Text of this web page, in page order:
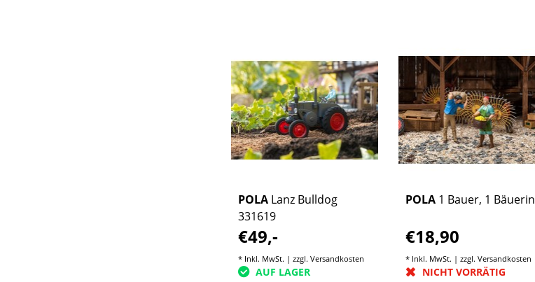
POLA Lanz Bulldog
331619
€49,-
* Inkl. MwSt. | zzgl. Versandkosten
AUF LAGER
POLA 1 Bauer, 1 Bäuerin
€18,90
* Inkl. MwSt. | zzgl. Versandkosten
NICHT VORRÄTIG